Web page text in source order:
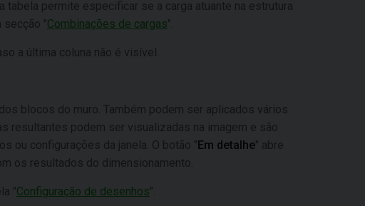
tabela permite especificar se a carga atuante na estrutura
secção "Combinações de cargas".
a última coluna não é visível.
blocos do muro. Também podem ser aplicados vários
resultantes podem ser visualizadas na imagem e são
ou configurações da janela. O botão "Em detalhe" abre
os resultados do dimensionamento.
"Configuração de desenhos".